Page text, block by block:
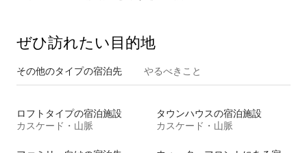
ぜひ訪⁠れ⁠た⁠い目⁠的⁠地
その他のタ⁠イ⁠プ⁠の宿⁠泊⁠先 やるべきこと
ロフトタイプの宿泊施設
カスケード・山脈
タウンハウスの宿泊施設
カスケード・山脈